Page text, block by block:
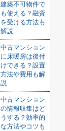
建築不可物件で
も使える？融資
を受ける方法も
解説
中古マンション
に床暖房は後付
けできる？設置
方法や費用も解
説
中古マンション
の情報収集はど
うする？効率的
な方法やコツも